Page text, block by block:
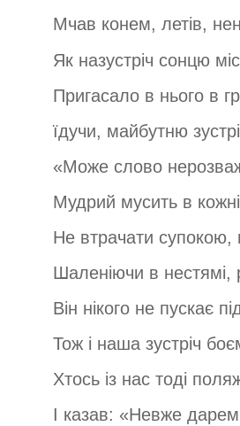
Мчав конем, летів,
Як назустріч сонцю
Пригасало в нього в
їдучи, майбутню
«Може слово
Мудрий мусить в
Не втрачати супокою,
Шаленіючи в
Він нікого не пускає
Тож і наша зустріч
Хтось із нас тоді
І казав: «Невже